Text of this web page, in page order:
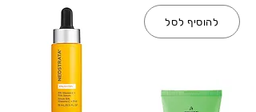
להוסיף לסל